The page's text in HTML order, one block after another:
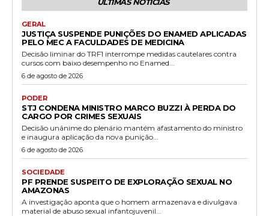
GERAL
JUSTIÇA SUSPENDE PUNIÇÕES DO ENAMED APLICADAS
PELO MEC A FACULDADES DE MEDICINA
Decisão liminar do TRF1 interrompe medidas cautelares contra
cursos com baixo desempenho no Enamed...
6 de agosto de 2026
PODER
STJ CONDENA MINISTRO MARCO BUZZI À PERDA DO
CARGO POR CRIMES SEXUAIS
Decisão unânime do plenário mantém afastamento do ministro
e inaugura aplicação da nova punição...
6 de agosto de 2026
SOCIEDADE
PF PRENDE SUSPEITO DE EXPLORAÇÃO SEXUAL NO
AMAZONAS
A investigação aponta que o homem armazenava e divulgava
material de abuso sexual infantojuvenil...